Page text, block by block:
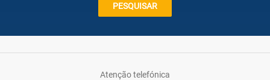
PESQUISAR
Atenção telefónica